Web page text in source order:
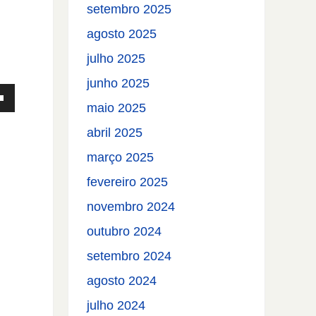
setembro 2025
agosto 2025
julho 2025
junho 2025
maio 2025
abril 2025
março 2025
fevereiro 2025
novembro 2024
outubro 2024
setembro 2024
agosto 2024
julho 2024